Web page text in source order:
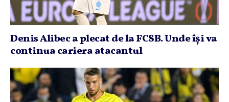
Denis Alibec a plecat de la FCSB. Unde îşi va
continua cariera atacantul